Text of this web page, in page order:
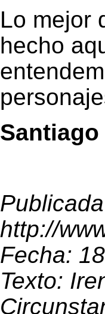
Lo mejor
hecho
Santiago
http://
Fecha:
Texto: